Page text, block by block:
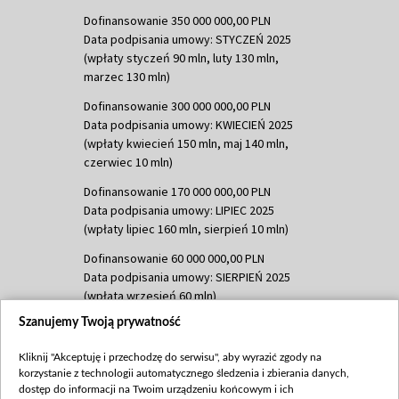
Dofinansowanie 350 000 000,00 PLN
Data podpisania umowy: STYCZEŃ 2025
(wpłaty styczeń 90 mln, luty 130 mln,
marzec 130 mln)
Dofinansowanie 300 000 000,00 PLN
Data podpisania umowy: KWIECIEŃ 2025
(wpłaty kwiecień 150 mln, maj 140 mln,
czerwiec 10 mln)
Dofinansowanie 170 000 000,00 PLN
Data podpisania umowy: LIPIEC 2025
(wpłaty lipiec 160 mln, sierpień 10 mln)
Dofinansowanie 60 000 000,00 PLN
Data podpisania umowy: SIERPIEŃ 2025
(wpłata wrzesień 60 mln)
Dofinansowanie 635 783 051,21 PLN
(wpłata wrzesień 100 mln, październik 350
mln, listopad 265 mln)
Szanujemy Twoją prywatność
Kliknij "Akceptuję i przechodzę do serwisu", aby wyrazić zgody na
korzystanie z technologii automatycznego śledzenia i zbierania danych,
dostęp do informacji na Twoim urządzeniu końcowym i ich